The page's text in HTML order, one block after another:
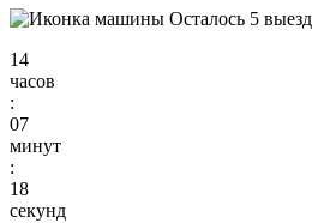
Осталось 5
14
часов
:
07
минут
:
17
секунд